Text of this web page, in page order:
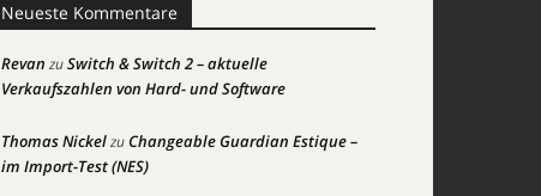
Neueste Kommentare
Revan zuSwitch & Switch 2 – aktuelle
Verkaufszahlen von Hard- und Software
Thomas NickelzuChangeable Guardian Estique –
im Import-Test (NES)